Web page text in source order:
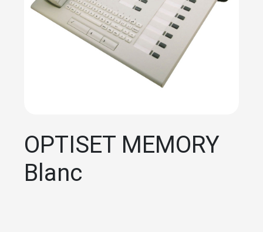
OPTISET MEMORY
Blanc